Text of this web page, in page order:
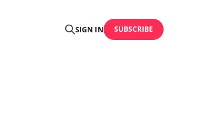
SIGN IN SUBSCRIBE